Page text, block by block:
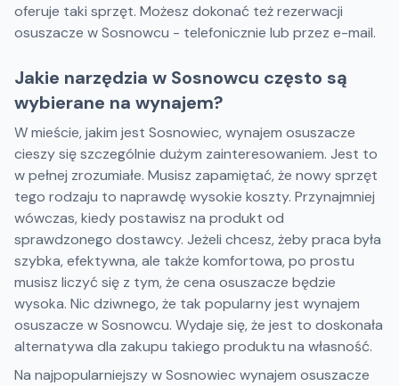
oferuje taki sprzęt. Możesz dokonać też rezerwacji
osuszacze w Sosnowcu - telefonicznie lub przez e-mail.
Jakie narzędzia w Sosnowcu często są
wybierane na wynajem?
W mieście, jakim jest Sosnowiec, wynajem osuszacze
cieszy się szczególnie dużym zainteresowaniem. Jest to
w pełnej zrozumiałe. Musisz zapamiętać, że nowy sprzęt
tego rodzaju to naprawdę wysokie koszty. Przynajmniej
wówczas, kiedy postawisz na produkt od
sprawdzonego dostawcy. Jeżeli chcesz, żeby praca była
szybka, efektywna, ale także komfortowa, po prostu
musisz liczyć się z tym, że cena osuszacze będzie
wysoka. Nic dziwnego, że tak popularny jest wynajem
osuszacze w Sosnowcu. Wydaje się, że jest to doskonała
alternatywa dla zakupu takiego produktu na własność.
Na najpopularniejszy w Sosnowiec wynajem osuszacze